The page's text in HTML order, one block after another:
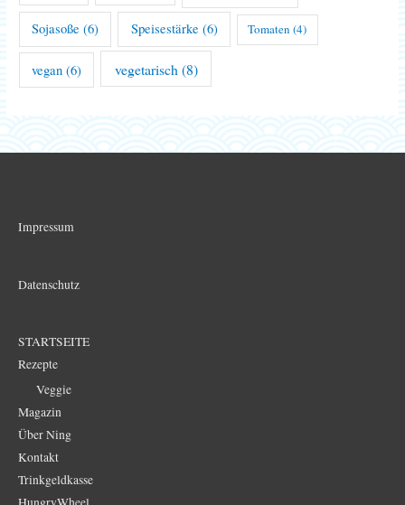
Sojasoße (6) Speisestärke (6) Tomaten (4)
vegan (6) vegetarisch (8)
Impressum
Datenschutz
STARTSEITE
Rezepte
Veggie
Magazin
Über Ning
Kontakt
Trinkgeldkasse